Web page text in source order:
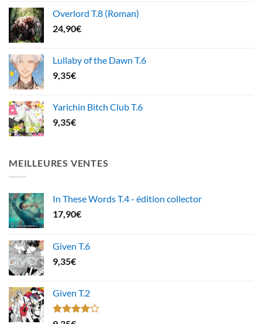
Overlord T.8 (Roman)
24,90€
Lullaby of the Dawn T.6
9,35€
Yarichin Bitch Club T.6
9,35€
MEILLEURES VENTES
In These Words T.4 - édition collector
17,90€
Given T.6
9,35€
Given T.2